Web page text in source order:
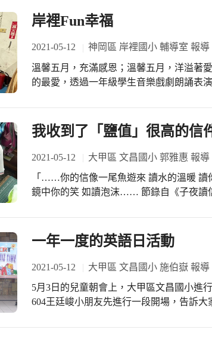
們的貴賓共同與會，「摘星傳奇」繪本是
題，講述林其中將軍的故事，協力傳承潭
場及無障礙電梯啟用典禮，為給予孩子更
岸裡Fun幸福
2021-05-12 神岡區 岸裡國小 輔導室 報導
溫馨五月，充滿感恩；溫馨五月，洋溢著愛，岸
的最愛，透過一年級學生音樂戲劇朗誦表
的大朋友小朋友一起分享「用烘焙營造幸
材與原料，從秤重、揉麵團、挑選孩子最
間的互信與互動，也能從中讓孩子習得動
熟悉的旋律「幸福的臉」，孩子拿著烘焙
溫馨感動，這幸福溫馨的畫面正是今年媽媽
我收到了「鹽值」很高的信
2021-05-12 大甲區 文昌國小 郭雅惠 報導
「……你的信像一尾魚遊來 讀水的溫暖 讀
鏡中你的笑 如讀泡沫…… 節錄自《子夜讀信》洛夫」 收到信，細細讀著對方寫給
己的家鄉外，還會在信中附上自己家鄉特
道。 昨天文昌的小朋友收到一大箱的書信
味，原來文澳的小朋友寄來很多的小魚乾
信，似乎也像置身在澎湖海邊度假般的愉
信中，文昌的同學有介紹附近鎮瀾宮的媽
們大開眼界，還想再多知道一點，也很羨
一年一度的英語日活動
2021-05-12 大甲區 文昌國小 施伯嶽 報導
5月3日的兒童朝會上，大甲區文昌國小進行了本學
604王廷峻小朋友先進行一段開場，告訴